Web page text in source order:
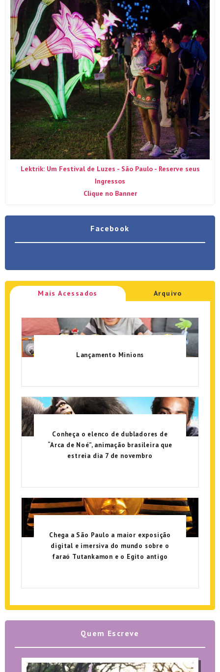
Lektrik: Um Festival de Luzes - São Paulo - Reserve seus
Ingressos
Clique no Banner
Facebook
Mais Acessados Arquivo
Lançamento Minions
Conheça o elenco de dubladores de
“Arca de Noé”, animação brasileira que
estreia dia 7 de novembro
Chega a São Paulo a maior exposição
digital e imersiva do mundo sobre o
faraó Tutankamon e o Egito antigo
Quem Escreve